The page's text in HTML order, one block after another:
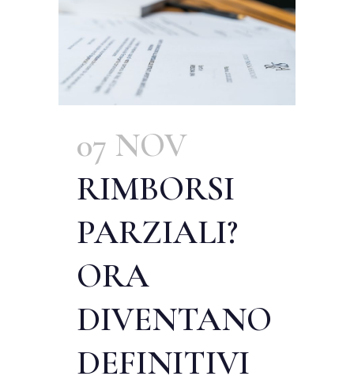
07 NOV
RIMBORSI
PARZIALI?
ORA
DIVENTANO
DEFINITIVI